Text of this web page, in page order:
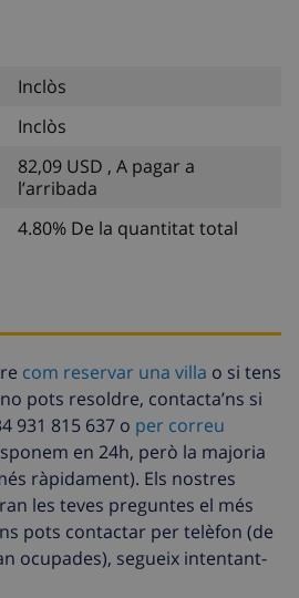
Inclòs
Inclòs
82,09 USD , A pagar a
l’arribada
4.80% De la quantitat total
com reservar una villa o si tens
pots resoldre, contacta’ns si
931 815 637 o per correu
en 24h, però la majoria
ràpidament). Els nostres
les teves preguntes el més
pots contactar per telèfon (de
ocupades), segueix intentant-